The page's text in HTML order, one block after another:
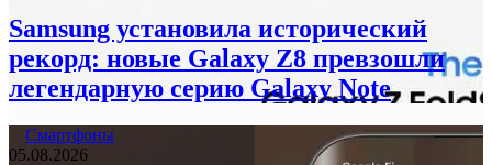
Samsung установила исторический
рекорд: новые Galaxy Z8 превзошли
легендарную серию Galaxy Note
Смартфоны
05.08.2026